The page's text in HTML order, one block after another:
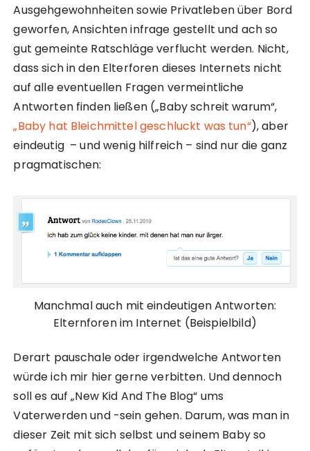
Ausgehgewohnheiten sowie Privatleben über Bord
geworfen, Ansichten infrage gestellt und ach so
gut gemeinte Ratschläge verflucht werden. Nicht,
dass sich in den Elterforen dieses Internets nicht
auf alle eventuellen Fragen vermeintliche
Antworten finden ließen („Baby schreit warum“,
„Baby hat Bleichmittel geschluckt was tun“), aber
eindeutig – und wenig hilfreich – sind nur die ganz
pragmatischen:
Manchmal auch mit eindeutigen Antworten:
Elternforen im Internet (Beispielbild)
Derart pauschale oder irgendwelche Antworten
würde ich mir hier gerne verbitten. Und dennoch
soll es auf „New Kid And The Blog“ ums
Vaterwerden und -sein gehen. Darum, was man in
dieser Zeit mit sich selbst und seinem Baby so